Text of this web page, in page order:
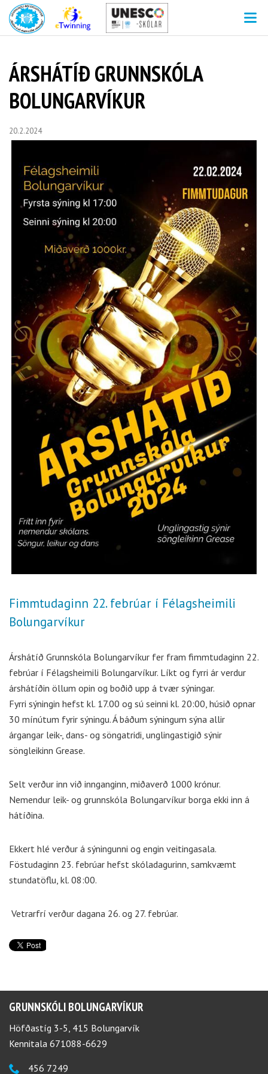
ÁRSHÁTÍÐ GRUNNSKÓLA
BOLUNGARVÍKUR
20.2.2024
Fimmtudaginn 22. febrúar í Félagsheimili
Bolungarvíkur
Árshátíð Grunnskóla Bolungarvíkur fer fram fimmtudaginn 22.
febrúar í Félagsheimili Bolungarvíkur. Líkt og fyrri ár verdur
árshátíðin öllum opin og boðið upp á tvær sýningar.
Fyrri sýningin hefst kl. 17.00 og sú seinni kl. 20:00, húsið opnar
30 mínútum fyrir sýningu. Á báðum sýningum sýna allir
árgangar leik-, dans- og söngatridi, unglingastigið sýnir
söngleikinn Grease.
Selt verður inn við innganginn, miðaverð 1000 krónur.
Nemendur leik- og grunnskóla Bolungarvíkur borga ekki inn á
hátíðina.
Ekkert hlé verður á sýningunni og engin veitingasala.
Föstudaginn 23. febrúar hefst skóladagurinn, samkvæmt
stundatöflu, kl. 08:00.
Vetrarfrí verður dagana 26. og 27. febrúar.
GRUNNSKÓLI BOLUNGARVÍKUR
Höfðastíg 3-5, 415 Bolungarvík
Kennitala 671088-6629
456 7249